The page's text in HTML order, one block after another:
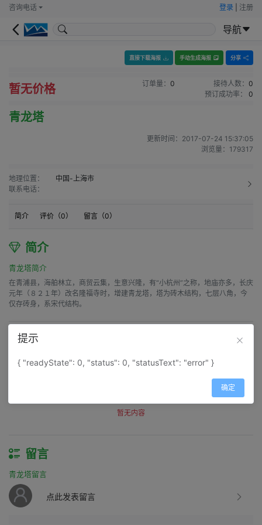
咨询电话 登录 注册
导航
直接下载海报 手动生成海报 分享
暂无价格 订单量： 0 接待人数： 0
预订成功率：
0
青龙塔
更新时间： 2017-07-24 15:37:05
浏览量： 179317
地理位置：
中国-上海市
联系电话：
简介 评价（0） 留言（0）
简介
青龙塔简介
在青浦县，海舶林立，商贸云集，生意兴隆，有“小杭州”之称，地庙亦多，长庆
元年（８２１年）改名隆福寺时，增建青龙塔，塔为砖木结构，七层八角，今
仅存砖身，系宋代结构。
评价
青龙塔评价
暂无内容
留言
青龙塔留言
点此发表留言
提示
{ "readyState": 0, "status": 0, "statusText": "error" }
确定